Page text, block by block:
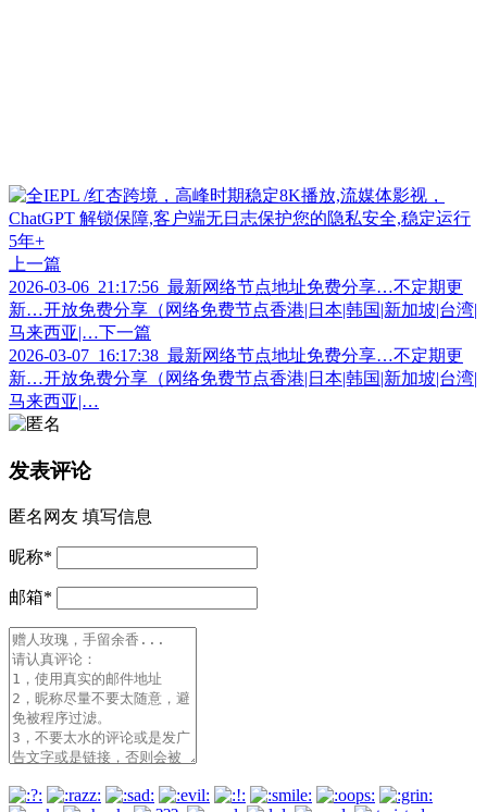
上一篇
2026-03-06_21:17:56_最新网络节点地址免费分享…不定期更
新…开放免费分享（网络免费节点香港|日本|韩国|新加坡|台湾|
马来西亚|… 下一篇
2026-03-07_16:17:38_最新网络节点地址免费分享…不定期更
新…开放免费分享（网络免费节点香港|日本|韩国|新加坡|台湾|
马来西亚|…
发表评论
匿名网友 填写信息
昵称*
邮箱*